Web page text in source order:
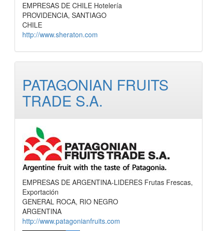
EMPRESAS DE CHILE Hotelería
PROVIDENCIA, SANTIAGO
CHILE
http://www.sheraton.com
PATAGONIAN FRUITS
TRADE S.A.
EMPRESAS DE ARGENTINA-LIDERES Frutas Frescas,
Exportación
GENERAL ROCA, RIO NEGRO
ARGENTINA
http://www.patagonianfruits.com